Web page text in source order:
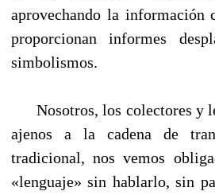
aprovechando la información
proporcionan informes
simbolismos.
Nosotros, los colectores y
ajenos a la cadena de
tradicional, nos vemos
«lenguaje» sin hablarlo, sin